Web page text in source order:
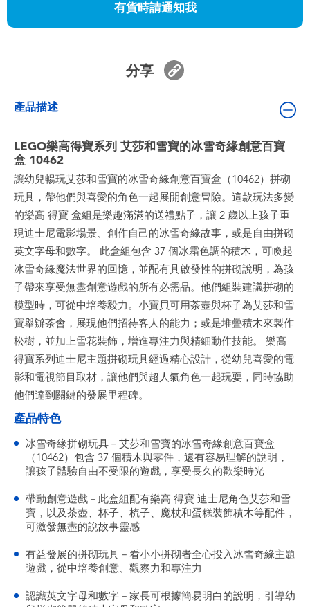
任天堂 Switch
電池
生活精品
有貨時請通知我
分享
產品描述
LEGO樂高得寶系列 艾莎和雪寶的冰雪奇緣創意百寶
盒 10462
讓幼兒暢玩艾莎和雪寶的冰雪奇緣創意百寶盒（10462）拼砌
玩具，帶他們與喜愛的角色一起展開創意冒險。這款玩法多變
的樂高 得寶 盒組是樂趣滿滿的送禮點子，讓 2 歲以上孩子重
現迪士尼電影場景、創作自己的冰雪奇緣故事，或是自由拼砌
英文字母和數字。 此盒組包含 37 個冰霜色調的積木，可喚起
冰雪奇緣魔法世界的回憶，並配有具啟發性的拼砌說明，為孩
子帶來享受無盡創意遊戲的所有必需品。他們組裝建議拼砌的
模型時，可從中培養毅力。小寶貝可用茶壺與杯子為艾莎和雪
寶舉辦茶會，展現他們招待客人的能力；或是堆疊積木來製作
松樹，並加上雪花裝飾，增進專注力與精細動作技能。 樂高
得寶系列迪士尼主題拼砌玩具經過精心設計，從幼兒喜愛的電
影和電視節目取材，讓他們與超人氣角色一起玩耍，同時協助
他們達到關鍵的發展里程碑。
產品特色
冰雪奇緣拼砌玩具－艾莎和雪寶的冰雪奇緣創意百寶盒
（10462）包含 37 個積木與零件，還有容易理解的說明，
讓孩子體驗自由不受限的遊戲，享受長久的歡樂時光
帶動創意遊戲－此盒組配有樂高 得寶 迪士尼角色艾莎和雪
寶，以及茶壺、杯子、梳子、魔杖和蛋糕裝飾積木等配件，
可激發無盡的說故事靈感
有益發展的拼砌玩具－看小小拼砌者全心投入冰雪奇緣主題
遊戲，從中培養創意、觀察力和專注力
認識英文字母和數字－家長可根據簡易明白的說明，引導幼